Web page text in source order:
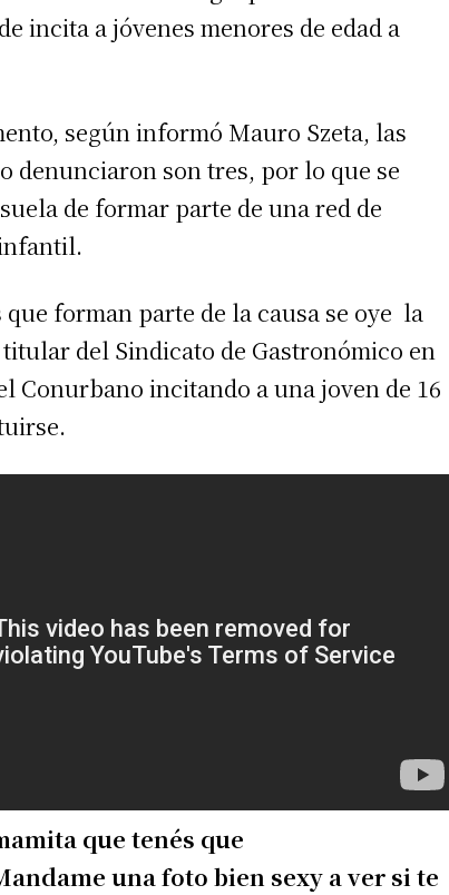
incita a jóvenes menores de edad a
según informó Mauro Szeta, las
denunciaron son tres, por lo que se
de formar parte de una red de
que forman parte de la causa se oye la
del Sindicato de Gastronómico en
Conurbano incitando a una joven de 16
que tenés que
una foto bien sexy a ver si te